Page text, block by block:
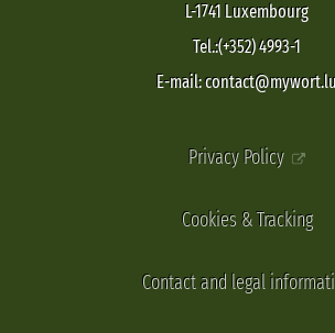
L-1741 Luxembourg
Tel.:(+352) 4993-1
E-mail: contact@mywort.lu
Privacy Policy
Cookies & Tracking
Contact and legal